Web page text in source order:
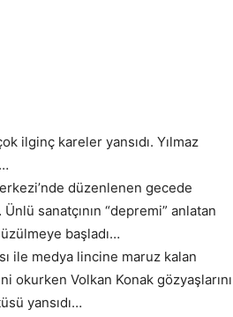
ilginç kareler yansıdı. Yılmaz
düzenlenen gecede
sanatçının “depremi” anlatan
başladı…
ile medya lincine maruz kalan
okurken Volkan Konak gözyaşlarını
yansıdı…